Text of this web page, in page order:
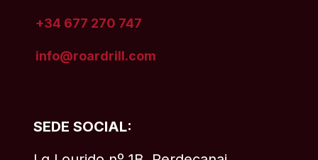
SEDE SOCIAL:
+34 677 270 747
info@roardrill.com